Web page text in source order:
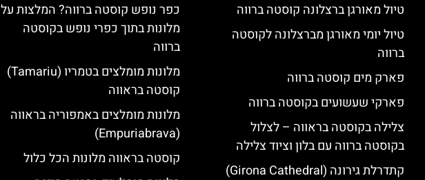
טיול מאורגן ברצלונה קוסטה ברווה
טיול יומי מאורגן מברצלונה לקוסטה
ברווה
פארק מים קוסטה ברווה
פארקי שעשועים בקוסטה ברווה
צלילה בקוסטה בראווה – לצלול
בקוסטה ברווה עם בלון וציוד צלילה
קתדרלת גירונה (Girona Cathedral)
כפר נופש קוסטה ברווה? המלצות על
מלונות בתוך כפרי נופש בקוסטה
ברווה
מלונות מומלצים בטמריו (Tamariu)
קוסטה בראווה
מלונות מומלצים באמפוריה בראווה
(Empuriabrava)
קוסטה בראווה מלונות הכל כלול